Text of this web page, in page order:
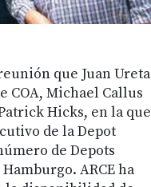
que Juan Ureta
COA, Michael Callus
Hicks, en la que
de la Depot
de Depots
ARCE ha